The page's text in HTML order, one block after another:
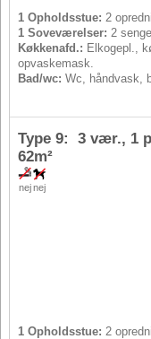
1 Opholdsstue: 2
1 Soveværelser: 2
Køkkenafd.: Elkogepl.,
opvaskemask.
Bad/wc: Wc, håndvask,
nejnej
Type 9: 3 vær., 1
62m²
1 Opholdsstue: 2